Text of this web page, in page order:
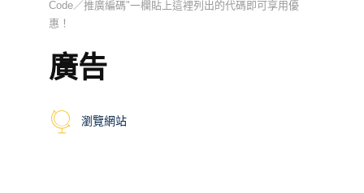
Code／推廣編碼"一欄貼上這裡列出的代碼即可享用優
惠！
廣告
瀏覽網站